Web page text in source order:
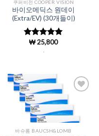
쿠퍼비전 COOPER VISION
바이오메딕스 원데이
(Extra/EV) (30개들이)
5 중에서
로 평
₩25,800
Wishlist
바슈롬 BAUCSH&LOMB